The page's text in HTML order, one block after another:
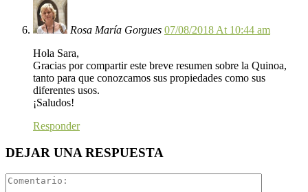
Rosa María Gorgues 07/08/2018 At 10:44 am
Hola Sara,
Gracias por compartir este breve resumen sobre la Quinoa,
tanto para que conozcamos sus propiedades como sus
diferentes usos.
¡Saludos!
Responder
DEJAR UNA RESPUESTA